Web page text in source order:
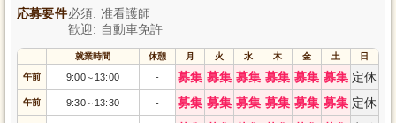
応募要件必須: 准看護師
歓迎: 自動車免許
就業時間 休憩 月 火 水 木 金 土 日
午前 9:00～ 13:00 - 募集 募集 募集 募集 募集 募集 定休
午前 9:30～ 13:30 - 募集 募集 募集 募集 募集 募集 定休